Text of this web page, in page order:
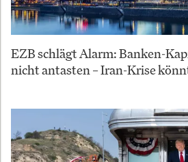
EZB schlägt Alarm: Banken-
nicht antasten – Iran-Krise